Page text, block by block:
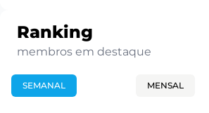
Ranking
membros em destaque
SEMANAL MENSAL